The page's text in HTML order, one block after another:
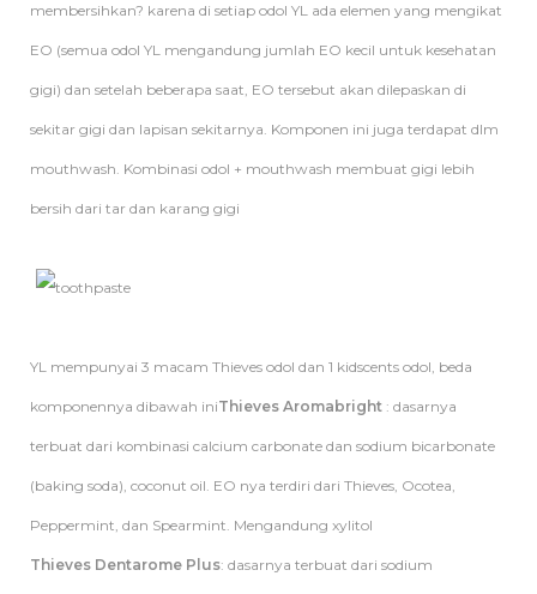
membersihkan? karena di setiap odol YL ada elemen yang mengikat
EO (semua odol YL mengandung jumlah EO kecil untuk kesehatan
gigi) dan setelah beberapa saat, EO tersebut akan dilepaskan di
sekitar gigi dan lapisan sekitarnya. Komponen ini juga terdapat dlm
mouthwash. Kombinasi odol + mouthwash membuat gigi lebih
bersih dari tar dan karang gigi
YL mempunyai 3 macam Thieves odol dan 1 kidscents odol, beda
komponennya dibawah iniThieves Aromabright : dasarnya
terbuat dari kombinasi calcium carbonate dan sodium bicarbonate
(baking soda), coconut oil. EO nya terdiri dari Thieves, Ocotea,
Peppermint, dan Spearmint. Mengandung xylitol
Thieves Dentarome Plus: dasarnya terbuat dari sodium